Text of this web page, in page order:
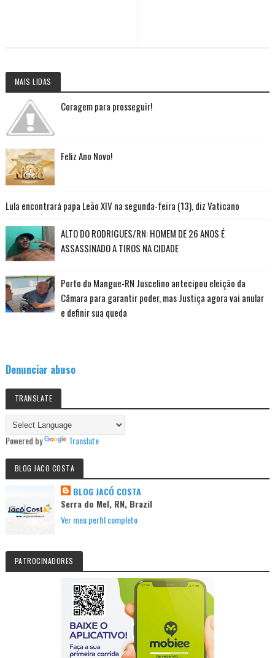
MAIS LIDAS
Coragem para prosseguir!
Feliz Ano Novo!
Lula encontrará papa Leão XIV na segunda-feira (13), diz Vaticano
ALTO DO RODRIGUES/RN: HOMEM DE 26 ANOS É
ASSASSINADO A TIROS NA CIDADE
Porto do Mangue-RN Juscelino antecipou eleição da
Câmara para garantir poder, mas Justiça agora vai anular
e definir sua queda
Denunciar abuso
TRANSLATE
Powered by Translate
BLOG JACO COSTA
BLOG JACÓ COSTA
Serra do Mel, RN, Brazil
Ver meu perfil completo
PATROCINADORES